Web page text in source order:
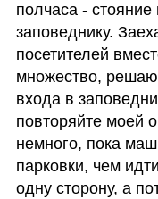
полчаса -
заповеднику.
посетителей
множество,
входа в
повторяйте моей
немного, пока
парковки, чем
одну сторону, а